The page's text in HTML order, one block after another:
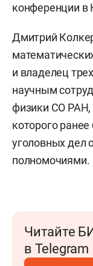
конференции в
Дмитрий
и владелец
научным
физики СО РАН,
которого
уголовных дел
полномочиями.
Читайте
в Telegram